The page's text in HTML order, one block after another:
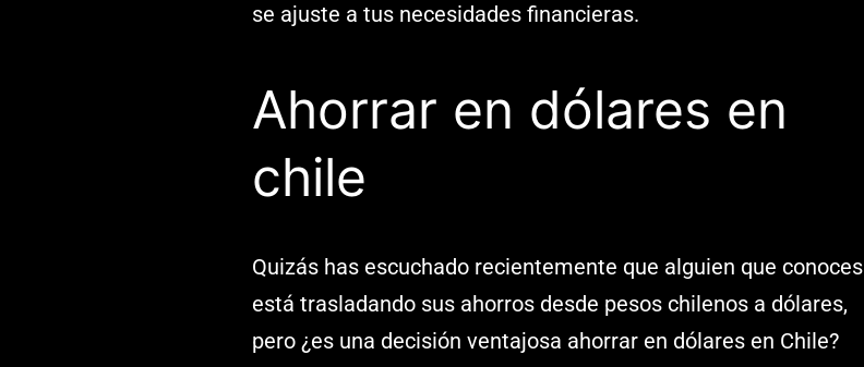
se ajuste a tus necesidades financieras.
Ahorrar en dólares en
chile
Quizás has escuchado recientemente que alguien que conoces
está trasladando sus ahorros desde pesos chilenos a dólares,
pero ¿es una decisión ventajosa ahorrar en dólares en Chile?